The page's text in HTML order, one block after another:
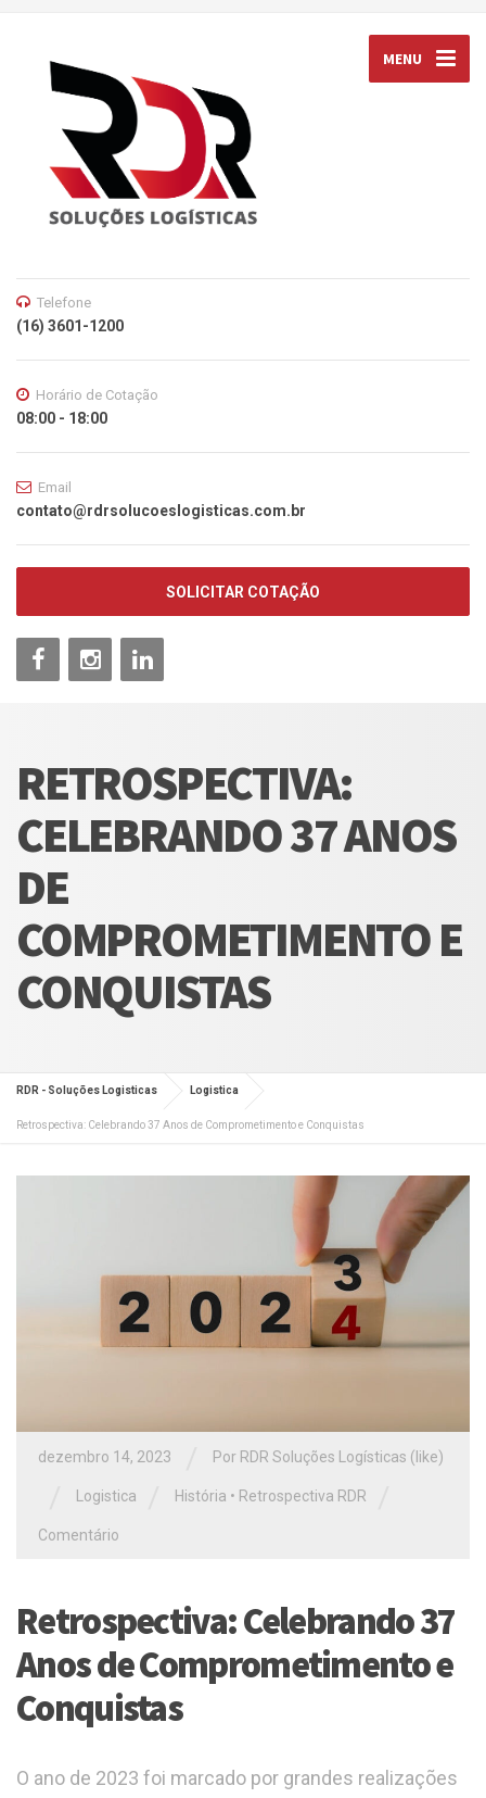
MENU
Telefone
(16) 3601-1200
Horário de Cotação
08:00 - 18:00
Email
contato@rdrsolucoeslogisticas.com.br
SOLICITAR COTAÇÃO
RETROSPECTIVA:
CELEBRANDO 37 ANOS
DE
COMPROMETIMENTO E
CONQUISTAS
RDR - Soluções Logisticas Logistica
Retrospectiva: Celebrando 37 Anos de Comprometimento e Conquistas
dezembro 14, 2023 Por RDR Soluções Logísticas (like)
Logistica História • Retrospectiva RDR
Comentário
Retrospectiva: Celebrando 37
Anos de Comprometimento e
Conquistas
O ano de 2023 foi marcado por grandes realizações